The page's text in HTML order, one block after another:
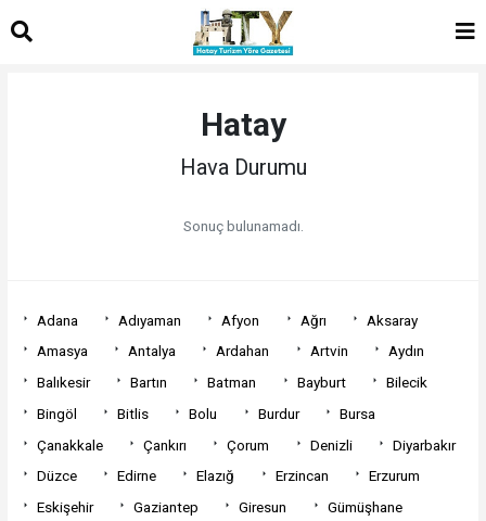
Hatay
Hava Durumu
Sonuç bulunamadı.
Adana Adıyaman Afyon Ağrı
Aksaray
Amasya
Antalya Ardahan Artvin
Aydın
Balıkesir
Bartın Batman Bayburt
Bilecik
Bingöl
Bitlis Bolu Burdur
Bursa
Çanakkale
Çankırı Çorum Denizli
Diyarbakır
Düzce
Edirne Elazığ Erzincan
Erzurum
Eskişehir
Gaziantep Giresun
Gümüşhane